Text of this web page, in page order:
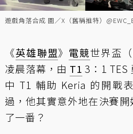
遊戲角落合成 圖／X（舊稱推特）
《英雄聯盟》 電競世界盃
凌晨落幕，由 T1 3：1 TES
中 T1 輔助 Keria 的開戰
過，他其實意外地在決賽
了一番？